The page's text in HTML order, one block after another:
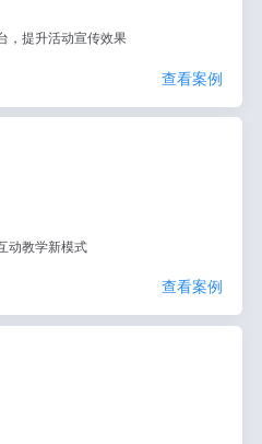
，提升活动宣传效果
查看案例
动教学新模式
查看案例